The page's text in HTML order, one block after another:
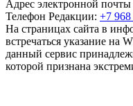
Адрес электронной
Телефон Редакции: +7
На страницах сайта в
встречаться указание на
данный сервис
которой признана